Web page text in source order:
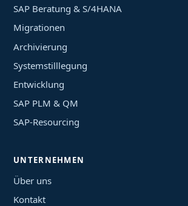
SAP Beratung & S/4HANA
Migrationen
Archivierung
Systemstilllegung
Entwicklung
SAP PLM & QM
SAP-Resourcing
UNTERNEHMEN
Über uns
Kontakt